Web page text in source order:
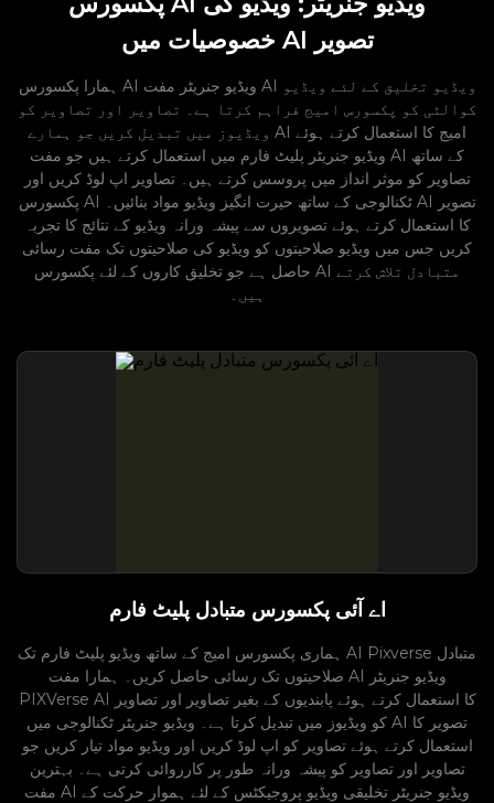
خصوصیات میں AI تصویر
ہمارا پکسورس AI ویڈیو جنریٹر مفت AI ویڈیو تخلیق کے لئے ویڈیو
کوالٹی کو پکسورس امیج فراہم کرتا ہے۔ تصاویر اور تصاویر کو
ویڈیوز میں تبدیل کریں جو ہمارے AI امیج کا استعمال کرتے ہوئے
ویڈیو جنریٹر پلیٹ فارم میں استعمال کرتے ہیں جو مفت AI کے ساتھ
تصاویر کو موثر انداز میں پروسس کرتے ہیں۔ تصاویر اپ لوڈ کریں اور
پکسورس AI ٹکنالوجی کے ساتھ حیرت انگیز ویڈیو مواد بنائیں۔ AI تصویر
کا استعمال کرتے ہوئے تصویروں سے پیشہ ورانہ ویڈیو کے نتائج کا تجربہ
کریں جس میں ویڈیو صلاحیتوں کو ویڈیو کی صلاحیتوں تک مفت رسائی
حاصل ہے جو تخلیق کاروں کے لئے پکسورس AI متبادل تلاش کرتے
ہیں۔
اے آئی پکسورس متبادل پلیٹ فارم
ہماری پکسورس امیج کے ساتھ ویڈیو پلیٹ فارم تک AI Pixverse متبادل
صلاحیتوں تک رسائی حاصل کریں۔ ہمارا مفت AI ویڈیو جنریٹر
PIXVerse AI کا استعمال کرتے ہوئے پابندیوں کے بغیر تصاویر اور تصاویر
کو ویڈیوز میں تبدیل کرتا ہے۔ ویڈیو جنریٹر ٹکنالوجی میں AI تصویر کا
استعمال کرتے ہوئے تصاویر کو اپ لوڈ کریں اور ویڈیو مواد تیار کریں جو
تصاویر اور تصاویر کو پیشہ ورانہ طور پر کارروائی کرتی ہے۔ بہترین
مفت AI ویڈیو جنریٹر تخلیقی ویڈیو پروجیکٹس کے لئے ہموار حرکت کے